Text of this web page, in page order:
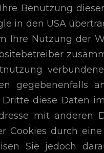
Benutzung
in den USA
Ihre Nutzung der
gegebenenfalls
diese Daten
mit anderen
Cookies durch
Sie jedoch